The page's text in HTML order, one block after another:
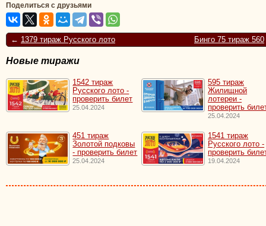
Поделиться с друзьями
← 1379 тираж Русского лото Бинго 75 тираж 560
Новые тиражи
1542 тираж
Русского лото -
проверить билет
25.04.2024
595 тираж
Жилищной
лотереи -
проверить
25.04.2024
451 тираж
Золотой подковы
- проверить билет
25.04.2024
1541 тираж
Русского лото -
проверить
19.04.2024